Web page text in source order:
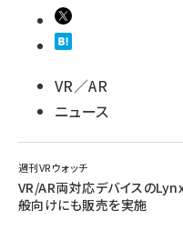
VR／AR
ニュース
週刊VRウォッチ
VR/AR両対応デバイスの
般向けにも販売を実施